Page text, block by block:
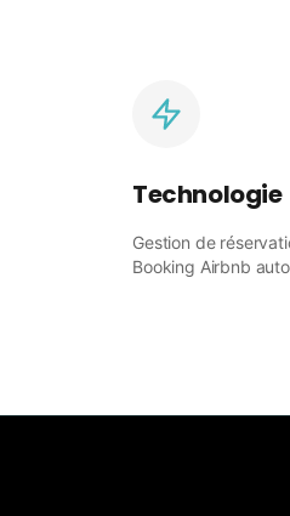
Technologie
Gestion de
Booking Airbnb